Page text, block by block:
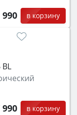
990 в корзину
BL
990 в корзину